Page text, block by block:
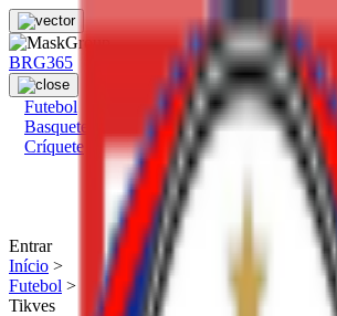
BRG365
Futebol
Basquete
Críquete
Entrar
Início >
Futebol >
Tikves